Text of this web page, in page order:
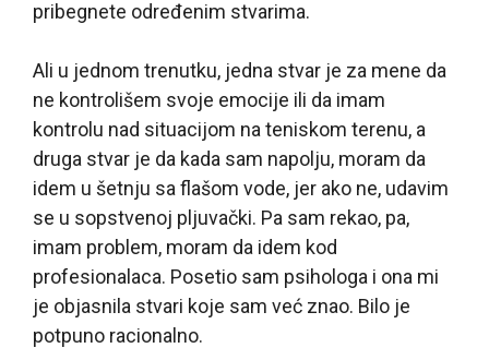
pribegnete određenim stvarima.
Ali u jednom trenutku, jedna stvar je za mene da
ne kontrolišem svoje emocije ili da imam
kontrolu nad situacijom na teniskom terenu, a
druga stvar je da kada sam napolju, moram da
idem u šetnju sa flašom vode, jer ako ne, udavim
se u sopstvenoj pljuvački. Pa sam rekao, pa,
imam problem, moram da idem kod
profesionalaca. Posetio sam psihologa i ona mi
je objasnila stvari koje sam već znao. Bilo je
potpuno racionalno.